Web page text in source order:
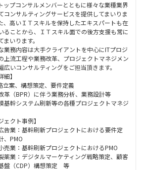
ップコンサルメンバーとともに様々な業種業界
コンサルティングサービスを提供してまいりま
、高いＩＴスキルを保持したエキスパートも在
ることから、ＩＴスキル面での後方支援も常に
まいります。
業務内容は大手クライアントを中心にITプロジ
上流工程や業務改革、プロジェクトマネジメン
広いコンサルティングをご担当頂きます。
細】
案、構想策定、要件定義
革（BPR）に伴う業務分析、業務設計等
基幹システム刷新等の各種プロジェクトマネジ
ェクト事例】
告業：基幹刷新プロジェクトにおける要件定
、PMO
売業：基幹刷新プロジェクトにおけるPMO
薬業：デジタルマーケティング戦略策定、顧客
盤（CDP）構想策定 等